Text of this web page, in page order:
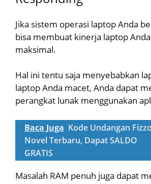
Jika sistem operasi laptop Anda
bisa membuat kinerja laptop
maksimal.
Hal ini tentu saja menyebabkan
laptop Anda macet, Anda dapat
perangkat lunak menggunakan
Baca Juga Kode Undangan Fizzo
Novel Terbaru, Dapat SALDO
GRATIS
Masalah RAM penuh juga dapat